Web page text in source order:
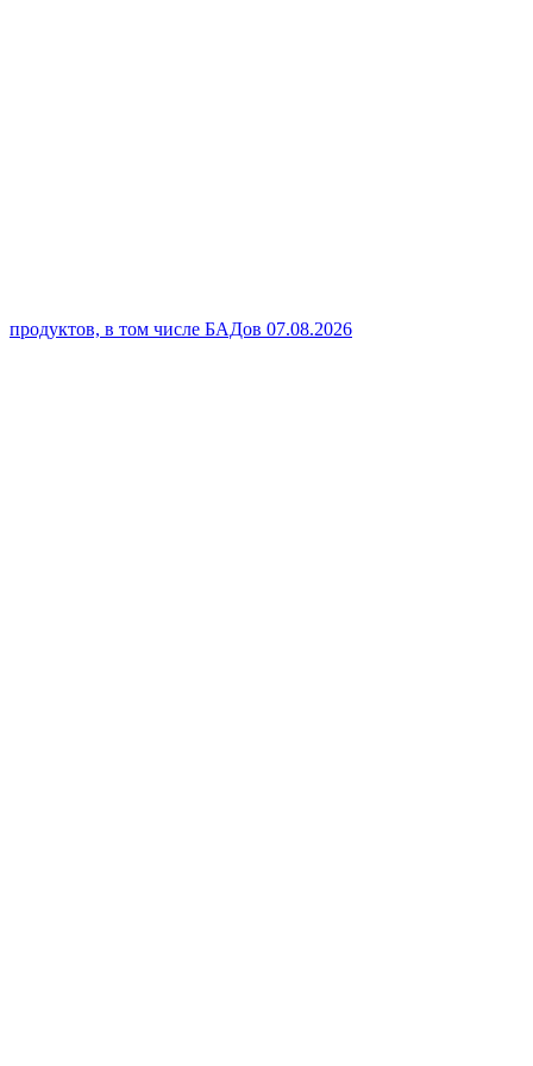
продуктов, в том числе БАДов 07.08.2026